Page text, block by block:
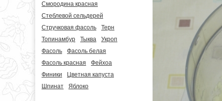
Смородина красная
Стеблевой сельдерей
Стручковая фасоль
Терн
Топинамбур
Тыква
Укроп
Фасоль
Фасоль белая
Фасоль красная
Фейхоа
Финики
Цветная капуста
Шпинат
Яблоко